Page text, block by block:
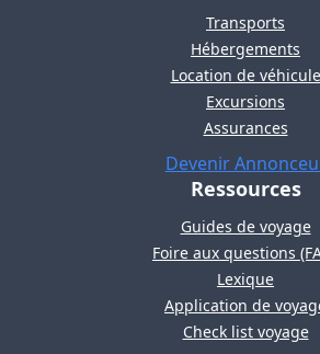
Transports
Hébergements
Location de véhicule
Excursions
Assurances
Devenir
Ressources
Guides de voyage
Foire aux questions
Lexique
Application de
Check list voyage